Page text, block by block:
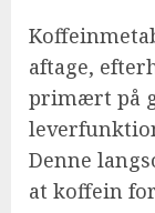
aftage,
primært på
Denne
at koffein